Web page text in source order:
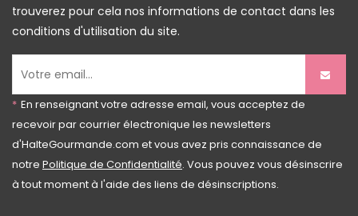
trouverez pour cela nos informations de contact dans les
conditions d'utilisation du site.
* En renseignant votre adresse email, vous acceptez de
recevoir par courrier électronique les newsletters
d'HalteGourmande.com et vous avez pris connaissance de
notre Politique de Confidentialité. Vous pouvez vous désinscrire
à tout moment à l'aide des liens de désinscriptions.